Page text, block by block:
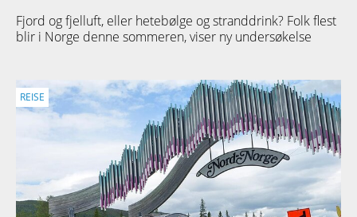
Fjord og fjelluft, eller hetebølge og stranddrink? Folk flest
blir i Norge denne sommeren, viser ny undersøkelse
REISE